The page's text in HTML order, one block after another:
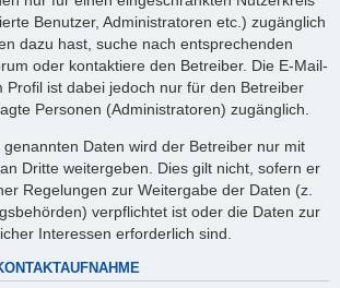
Benutzer, Administratoren etc.) zugänglich
dazu hast, suche nach entsprechenden
oder kontaktiere den Betreiber. Die E-Mail-
Profil ist dabei jedoch nur für den Betreiber
Personen (Administratoren) zugänglich.
Daten wird der Betreiber nur mit
Dritte weitergeben. Dies gilt nicht, sofern er
Regelungen zur Weitergabe der Daten (z.
verpflichtet ist oder die Daten zur
Interessen erforderlich sind.